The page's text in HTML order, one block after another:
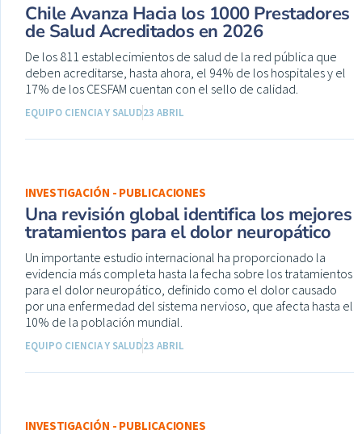
Chile Avanza Hacia los 1000 Prestadores
de Salud Acreditados en 2026
De los 811 establecimientos de salud de la red pública que
deben acreditarse, hasta ahora, el 94% de los hospitales y el
17% de los CESFAM cuentan con el sello de calidad.
EQUIPO CIENCIA Y SALUD23 ABRIL
INVESTIGACIÓN - PUBLICACIONES
Una revisión global identifica los mejores
tratamientos para el dolor neuropático
Un importante estudio internacional ha proporcionado la
evidencia más completa hasta la fecha sobre los tratamientos
para el dolor neuropático, definido como el dolor causado
por una enfermedad del sistema nervioso, que afecta hasta el
10% de la población mundial.
EQUIPO CIENCIA Y SALUD23 ABRIL
INVESTIGACIÓN - PUBLICACIONES